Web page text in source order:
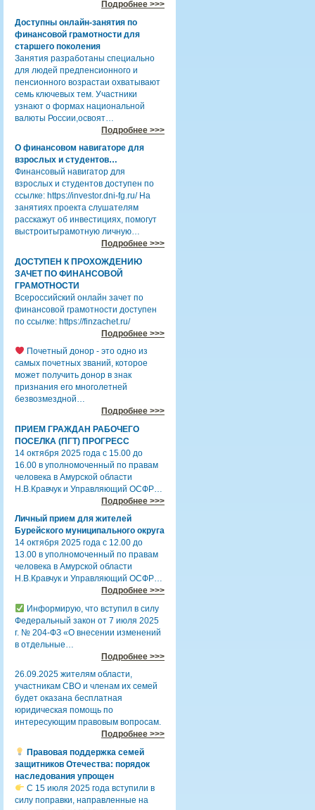
Подробнее >>>
Доступны онлайн-занятия по
финансовой грамотности для
старшего поколения
Занятия разработаны специально
для людей предпенсионного и
пенсионного возрастаи охватывают
семь ключевых тем. Участники
узнают о формах национальной
валюты России,освоят…
Подробнее >>>
О финансовом навигаторе для
взрослых и студентов…
Финансовый навигатор для
взрослых и студентов доступен по
ссылке: https://investor.dni-fg.ru/ На
занятиях проекта слушателям
расскажут об инвестициях, помогут
выстроитьграмотную личную…
Подробнее >>>
ДОСТУПЕН К ПРОХОЖДЕНИЮ
ЗАЧЕТ ПО ФИНАНСОВОЙ
ГРАМОТНОСТИ
Всероссийский онлайн зачет по
финансовой грамотности доступен
по ссылке: https://finzachet.ru/
Подробнее >>>
Почетный донор - это одно из
самых почетных званий, которое
может получить донор в знак
признания его многолетней
безвозмездной…
Подробнее >>>
ПРИЕМ ГРАЖДАН РАБОЧЕГО
ПОСЕЛКА (ПГТ) ПРОГРЕСС
14 октября 2025 года с 15.00 до
16.00 в уполномоченный по правам
человека в Амурской области
Н.В.Кравчук и Управляющий ОСФР…
Подробнее >>>
Личный прием для жителей
Бурейского муниципального округа
14 октября 2025 года с 12.00 до
13.00 в уполномоченный по правам
человека в Амурской области
Н.В.Кравчук и Управляющий ОСФР…
Подробнее >>>
Информирую, что вступил в силу
Федеральный закон от 7 июля 2025
г. № 204-ФЗ «О внесении изменений
в отдельные…
Подробнее >>>
26.09.2025 жителям области,
участникам СВО и членам их семей
будет оказана бесплатная
юридическая помощь по
интересующим правовым вопросам.
Подробнее >>>
Правовая поддержка семей
защитников Отечества: порядок
наследования упрощен
С 15 июля 2025 года вступили в
силу поправки, направленные на